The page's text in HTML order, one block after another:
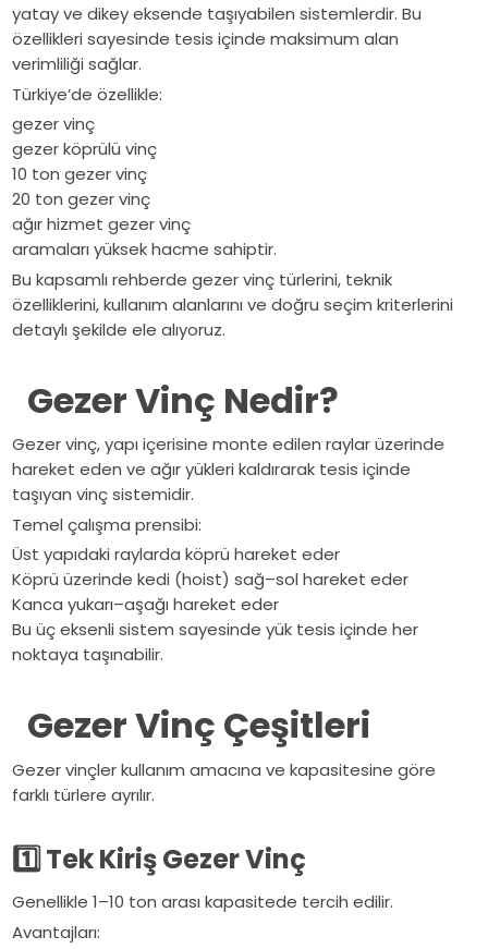
kullanım
alanları.
statik
analiz,
güçlendirme,
vinç
yolu
ve
montaj
sürecini
Eser
Vinç
uzmanlığıyla
detaylı
inceleyin.
yatay ve dikey eksende taşıyabilen sistemlerdir. Bu
özellikleri sayesinde tesis içinde maksimum alan
verimliliği sağlar.
Türkiye’de özellikle:
gezer vinç
gezer köprülü vinç
10 ton gezer vinç
20 ton gezer vinç
ağır hizmet gezer vinç
aramaları yüksek hacme sahiptir.
Bu kapsamlı rehberde gezer vinç türlerini, teknik
özelliklerini, kullanım alanlarını ve doğru seçim kriterlerini
detaylı şekilde ele alıyoruz.
Gezer Vinç Nedir?
Gezer vinç, yapı içerisine monte edilen raylar üzerinde
hareket eden ve ağır yükleri kaldırarak tesis içinde
taşıyan vinç sistemidir.
Temel çalışma prensibi:
Üst yapıdaki raylarda köprü hareket eder
Köprü üzerinde kedi (hoist) sağ–sol hareket eder
Kanca yukarı–aşağı hareket eder
Bu üç eksenli sistem sayesinde yük tesis içinde her
noktaya taşınabilir.
Gezer Vinç Çeşitleri
Gezer vinçler kullanım amacına ve kapasitesine göre
farklı türlere ayrılır.
1️Tek Kiriş Gezer Vinç
Genellikle 1–10 ton arası kapasitede tercih edilir.
Avantajları: